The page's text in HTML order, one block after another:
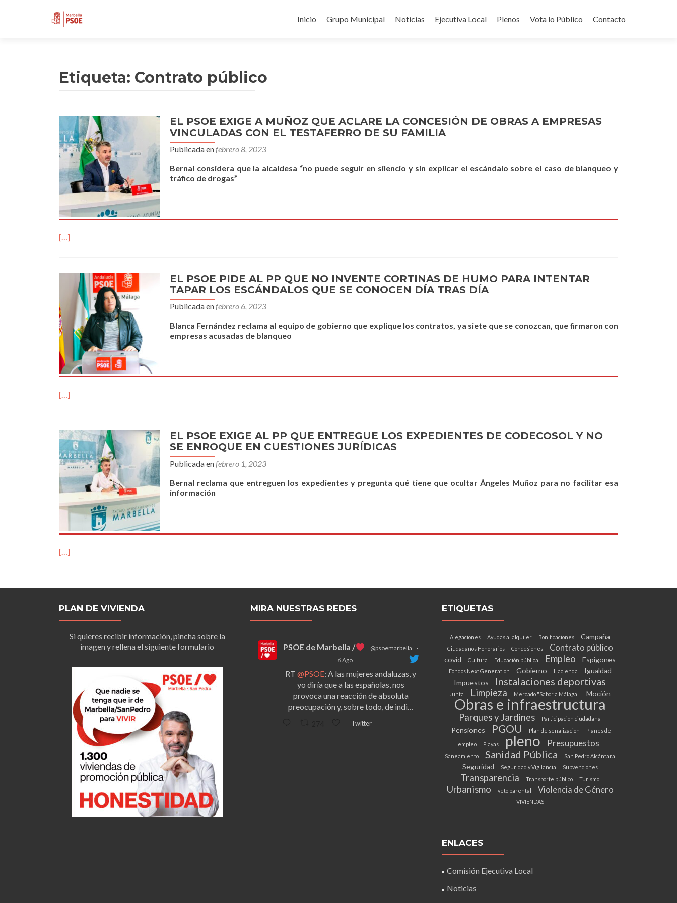
al
Inicio Grupo Municipal Noticias Ejecutiva Local Plenos Vota lo Público Contacto
Etiqueta: Contrato público
EL PSOE EXIGE A MUÑOZ QUE ACLARE LA CONCESIÓN DE OBRAS A EMPRESAS
VINCULADAS CON EL TESTAFERRO DE SU FAMILIA
Publicada enfebrero 8, 2023
Bernal considera que la alcaldesa “no puede seguir en silencio y sin explicar el escándalo sobre el caso de blanqueo y
tráfico de drogas”
[…]
EL PSOE PIDE AL PP QUE NO INVENTE CORTINAS DE HUMO PARA INTENTAR
TAPAR LOS ESCÁNDALOS QUE SE CONOCEN DÍA TRAS DÍA
Publicada enfebrero 6, 2023
Blanca Fernández reclama al equipo de gobierno que explique los contratos, ya siete que se conozcan, que firmaron con
empresas acusadas de blanqueo
[…]
EL PSOE EXIGE AL PP QUE ENTREGUE LOS EXPEDIENTES DE CODECOSOL Y NO
SE ENROQUE EN CUESTIONES JURÍDICAS
Publicada enfebrero 1, 2023
Bernal reclama que entreguen los expedientes y pregunta qué tiene que ocultar Ángeles Muñoz para no facilitar esa
información
[…]
PLAN DE VIVIENDA
Si quieres recibir información, pincha sobre la
imagen y rellena el siguiente formulario
MIRA NUESTRAS REDES
PSOE de Marbella / @psoemarbella
·
6 Ago
RT @PSOE: A las mujeres andaluzas, y
yo diría que a las españolas, nos
provoca una reacción de absoluta
preocupación y, sobre todo, de indi…
Twitter
ETIQUETAS
Alegaciones Ayudas al alquiler Bonificaciones Campaña
Ciudadanos Honorarios Concesiones Contrato público
covid Cultura Educación pública Empleo Espigones
Fondos Next Generation Gobierno Hacienda
Igualdad
Impuestos
Instalaciones deportivas
Junta Limpieza Mercado "Sabor a Málaga" Moción
Obras e infraestructura
Parques y Jardines Participación ciudadana
Pensiones PGOU Plan de señalización Planes de
empleo Playas pleno Presupuestos
Saneamiento Sanidad Pública San Pedro Alcántara
Seguridad Seguridad y Vigilancia Subvenciones
Transparencia Transporte público Turismo
Urbanismo veto parental Violencia de Género
VIVIENDAS
ENLACES
Comisión Ejecutiva Local
Noticias